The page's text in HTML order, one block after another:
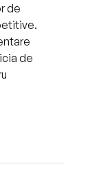
de
de